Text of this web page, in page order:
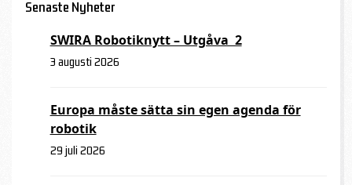
Senaste Nyheter
SWIRA Robotiknytt – Utgåva 2
3 augusti 2026
Europa måste sätta sin egen agenda för
robotik
29 juli 2026